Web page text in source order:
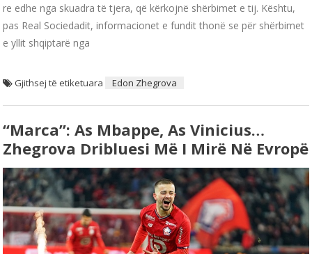
re edhe nga skuadra të tjera, që kërkojnë shërbimet e tij. Kështu,
pas Real Sociedadit, informacionet e fundit thonë se për shërbimet
e yllit shqiptarë nga
Gjithsej të etiketuara Edon Zhegrova
“Marca”: As Mbappe, As Vinicius…
Zhegrova Dribluesi Më I Mirë Në Evropë